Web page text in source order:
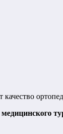
медицинского